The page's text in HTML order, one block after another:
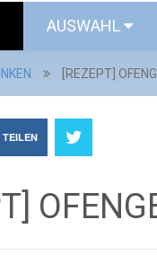
AUSWAHL
[REZEPT]